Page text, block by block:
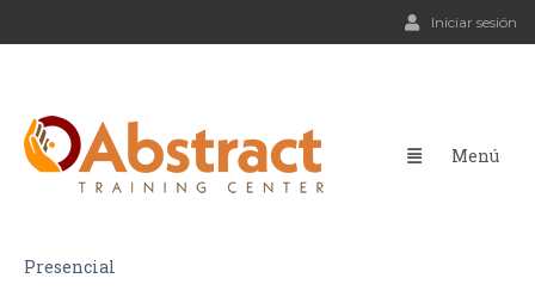
Iniciar sesión
Presencial